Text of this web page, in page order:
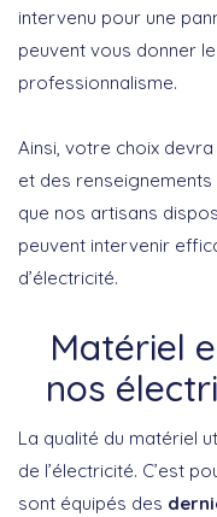
intervenu pour une
peuvent vous donner
professionnalisme.
Ainsi, votre choix
et des
que nos artisans
peuvent intervenir
d’électricité.
Matériel
nos
La qualité du matériel
de l’électricité. C’est
sont équipés des